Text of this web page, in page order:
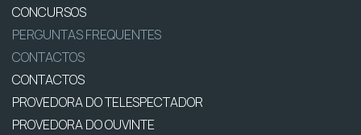
CONCURSOS
PERGUNTAS FREQUENTES
CONTACTOS
CONTACTOS
PROVEDORA DO TELESPECTADOR
PROVEDORA DO OUVINTE